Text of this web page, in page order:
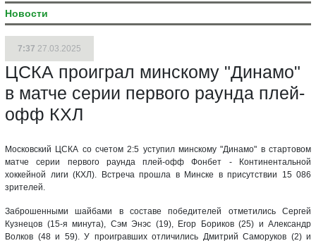
Новости
7:37 27.03.2025
ЦСКА проиграл минскому "Динамо"
в матче серии первого раунда плей-
офф КХЛ
Московский ЦСКА со счетом 2:5 уступил минскому "Динамо" в стартовом
матче серии первого раунда плей-офф Фонбет - Континентальной
хоккейной лиги (КХЛ). Встреча прошла в Минске в присутствии 15 086
зрителей.
Заброшенными шайбами в составе победителей отметились Сергей
Кузнецов (15-я минута), Сэм Энэс (19), Егор Бориков (25) и Александр
Волков (48 и 59). У проигравших отличились Дмитрий Саморуков (2) и